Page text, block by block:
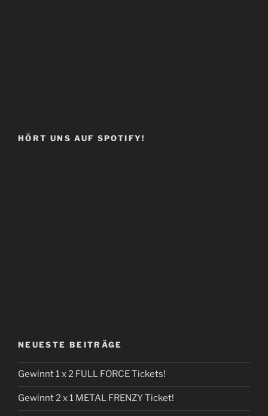
HÖRT UNS AUF SPOTIFY!
NEUESTE BEITRÄGE
Gewinnt 1 x 2 FULL FORCE Tickets!
Gewinnt 2 x 1 METAL FRENZY Ticket!